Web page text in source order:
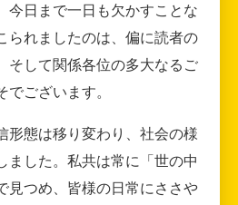
今日まで一日も欠かすことな
られましたのは、偏に読者の
そして関係各位の多大なるご
ございます。
形態は移り変わり、社会の様
ました。私共は常に「世の中
見つめ、皆様の日常にささや